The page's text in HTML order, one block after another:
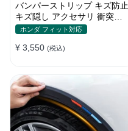
バンパーストリップ キズ防止
キズ隠し アクセサリ 衝突防
止 取付簡単 保護フィルム
ホンダ フィット対応
¥ 3,550 (税込)